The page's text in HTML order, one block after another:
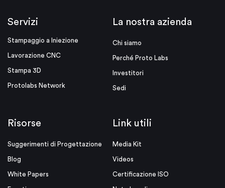
Servizi
Stampaggio a Iniezione
Lavorazione CNC
Stampa 3D
Protolabs Network
La nostra azienda
Chi siamo
Perché Proto Labs
Investitori
Sedi
Risorse
Suggerimenti di Progettazione
Blog
White Papers
Link utili
Media Kit
Videos
Certificazione ISO